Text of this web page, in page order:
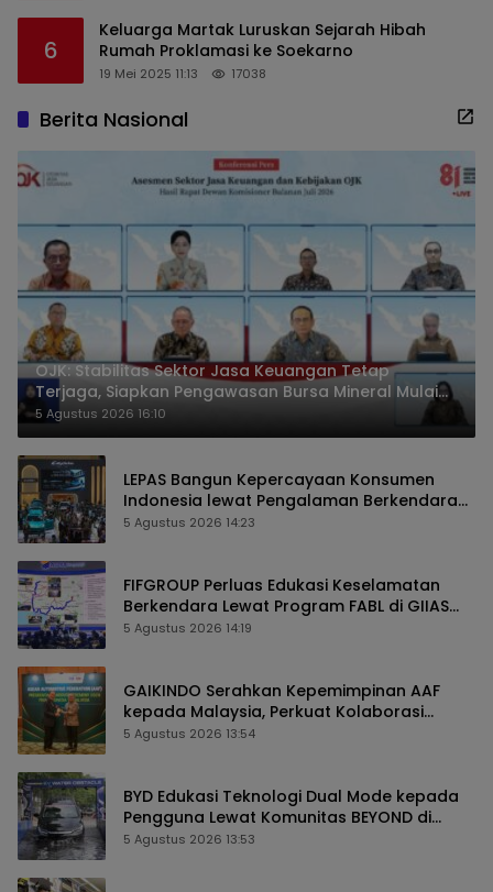
6
Keluarga Martak Luruskan Sejarah Hibah
Rumah Proklamasi ke Soekarno
19 Mei 2025 11:13 17038
Berita Nasional
OJK: Stabilitas Sektor Jasa Keuangan Tetap
Terjaga, Siapkan Pengawasan Bursa Mineral Mulai
2027
5 Agustus 2026 16:10
LEPAS Bangun Kepercayaan Konsumen
Indonesia lewat Pengalaman Berkendara
hingga Layanan Purnajual
5 Agustus 2026 14:23
FIFGROUP Perluas Edukasi Keselamatan
Berkendara Lewat Program FABL di GIIAS
2026
5 Agustus 2026 14:19
GAIKINDO Serahkan Kepemimpinan AAF
kepada Malaysia, Perkuat Kolaborasi
Industri Otomotif ASEAN
5 Agustus 2026 13:54
BYD Edukasi Teknologi Dual Mode kepada
Pengguna Lewat Komunitas BEYOND di
GIIAS 2026
5 Agustus 2026 13:53